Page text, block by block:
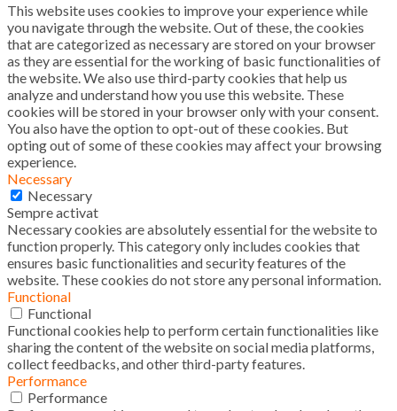
This website uses cookies to improve your experience while
you navigate through the website. Out of these, the cookies
that are categorized as necessary are stored on your browser
as they are essential for the working of basic functionalities of
the website. We also use third-party cookies that help us
analyze and understand how you use this website. These
cookies will be stored in your browser only with your consent.
You also have the option to opt-out of these cookies. But
opting out of some of these cookies may affect your browsing
experience.
Necessary
Necessary
Sempre activat
Necessary cookies are absolutely essential for the website to
function properly. This category only includes cookies that
ensures basic functionalities and security features of the
website. These cookies do not store any personal information.
Functional
Functional
Functional cookies help to perform certain functionalities like
sharing the content of the website on social media platforms,
collect feedbacks, and other third-party features.
Performance
Performance